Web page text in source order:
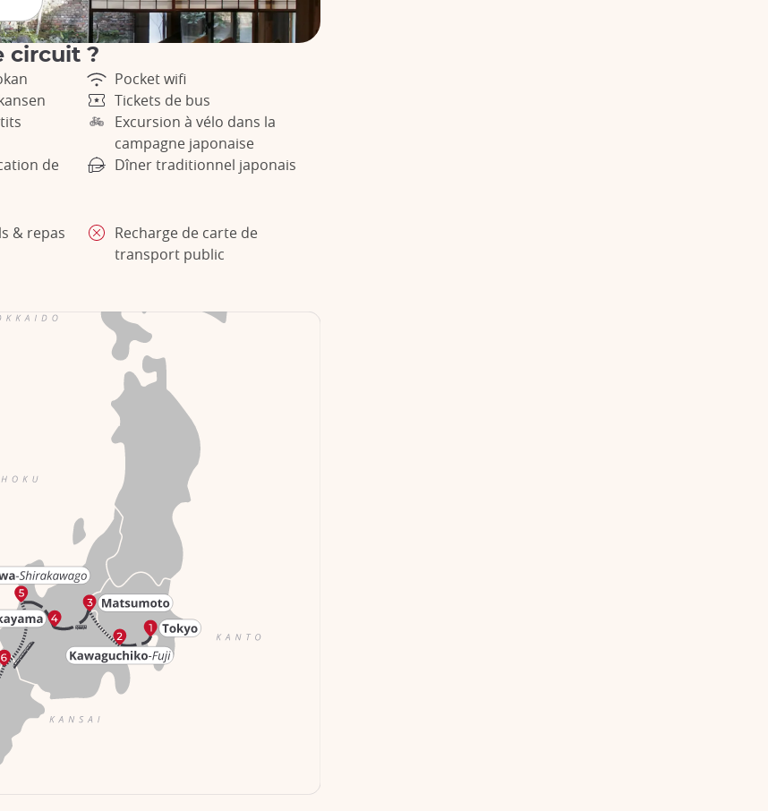
circuit ?
Pocket wifi
Tickets de bus
Excursion à vélo dans la
campagne japonaise
de
Dîner traditionnel japonais
& repas
Recharge de carte de
transport public